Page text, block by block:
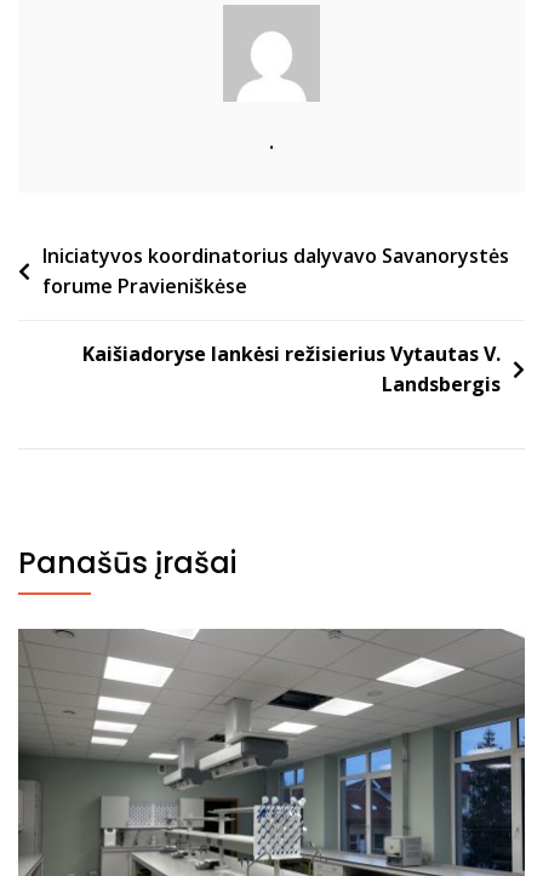
.
Navigacija
tarp
Iniciatyvos koordinatorius dalyvavo Savanorystės
forume Pravieniškėse
Kaišiadoryse lankėsi režisierius Vytautas V.
Landsbergis
Panašūs įrašai